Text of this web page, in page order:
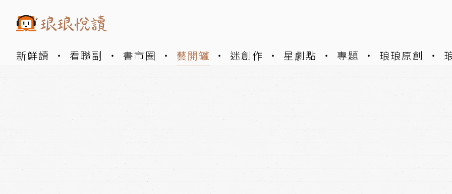
新鮮讀 看聯副 書市圈 藝開罐 迷創作 星劇點 專題 琅琅原創